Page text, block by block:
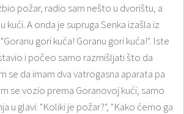
požar, radio sam nešto u dvorištu, a
A onda je supruga Senka izašla iz
gori kuća! Goranu gori kuća!". Iste
i počeo samo razmišljati što da
se da imam dva vatrogasna aparata pa
se vozio prema Goranovoj kući, samo
u glavi: "Koliki je požar?", "Kako ćemo ga